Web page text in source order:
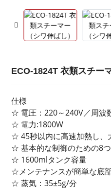
ECO-1824T 衣類スチー
仕様
☆ 電圧：220～240V／周波
☆ 電力:1800W
☆ 45秒以内に高速加熱し、
☆ 基本的な制御のための8
☆ 1600mlタンク容量
☆メンテナンスが簡単な底
☆ 蒸気：35±5g/分